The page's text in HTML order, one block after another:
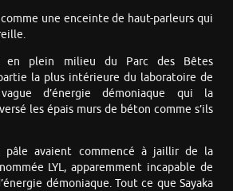
une enceinte de haut-parleurs qui
en plein milieu du Parc des Bêtes
la plus intérieure du laboratoire de
vague d’énergie démoniaque qui la
les épais murs de béton comme s’ils
pâle avaient commencé à jaillir de la
LYL, apparemment incapable de
démoniaque. Tout ce que Sayaka